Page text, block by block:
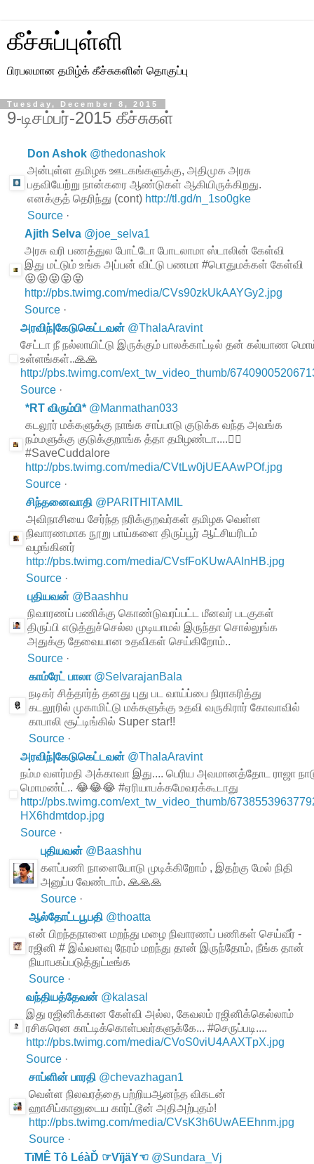
கீச்சுப்புள்ளி
பிரபலமான தமிழ்க் கீச்சுகளின் தொகுப்பு
Tuesday, December 8, 2015
9-டிசம்பர்-2015 கீச்சுகள்
Don Ashok @thedonashok
அன்புள்ள தமிழக ஊடகங்களுக்கு, அதிமுக அரசு
பதவியேற்று நான்கரை ஆண்டுகள் ஆகியிருக்கிறது.
எனக்குத் தெரிந்து (cont) http://tl.gd/n_1so0gke
Source ·
Ajith Selva @joe_selva1
அரசு வரி பணத்துல போட்டோ போடலாமா ஸ்டாலின் கேள்வி
இது மட்டும் உங்க அப்பன் விட்டு பணமா #பொதுமக்கள் கேள்வி
😝😝😝😝😝
http://pbs.twimg.com/media/CVs90zkUkAAYGy2.jpg
Source ·
அரவிந்|கேடுகெட்டவன் @ThalaAravint
சேட்டா நீ நல்லாயிட்டு இருக்கும் பாலக்காட்டில் தன்
உள்ளங்கள்..🙏🙏
http://pbs.twimg.com/ext_tw_video_thumb/
Source ·
*RT விரும்பி* @Manmathan033
கடலூர் மக்களுக்கு நாங்க சாப்பாடு குடுக்க வந்த அவங்க
நம்மளுக்கு குடுக்குறாங்க த்தா தமிழண்டா....👍🏼
#SaveCuddalore
http://pbs.twimg.com/media/CVtLw0jUEAAwPOf.jpg
Source ·
சிந்தனைவாதி @PARITHITAMIL
அவிநாசியை சேர்ந்த நரிக்குறவர்கள் தமிழக வெள்ள
நிவாரணமாக நூறு பாய்களை திருப்பூர் ஆட்சியரிடம்
வழங்கினர்
http://pbs.twimg.com/media/CVsfFoKUwAAlnHB.jpg
Source ·
புதியவன் @Baashhu
நிவாரணப் பணிக்கு கொண்டுவரப்பட்ட மீனவர் படகுகள்
திருப்பி எடுத்துச்செல்ல முடியாமல் இருந்தா சொல்லுங்க
அதுக்கு தேவையான உதவிகள் செய்கிறோம்..
Source ·
காம்ரேட் பாலா @SelvarajanBala
நடிகர் சித்தார்த் தனது புது பட வாய்ப்பை நிராகரித்து
கடலூரில் முகாமிட்டு மக்களுக்கு உதவி வருகிரார் கோவாவில்
காபாலி சூட்டிங்கில் Super star!!
Source ·
அரவிந்|கேடுகெட்டவன் @ThalaAravint
நம்ம வளர்மதி அக்காவா இது.... பெரிய அவமானத்தோட ராஜா நாடு
மொமண்ட்.. 😂😂😂 #ஏரியாபக்கமேவரக்கூடாது
http://pbs.twimg.com/ext_tw_video_thumb/
HX6hdmtdop.jpg
Source ·
புதியவன் @Baashhu
களப்பணி நாளையோடு முடிக்கிறோம் , இதற்கு மேல் நிதி
அனுப்ப வேண்டாம். 🙏🙏🙏
Source ·
ஆல்தோட்டபூபதி @thoatta
என் பிறந்தநாளை மறந்து மழை நிவாரணப் பணிகள் செய்வீர் -
ரஜினி # இவ்வளவு நேரம் மறந்து தான் இருந்தோம், நீங்க தான்
நியாபகப்படுத்துட்டீங்க
Source ·
வந்தியத்தேவன் @kalasal
இது ரஜினிக்கான கேள்வி அல்ல, கேவலம் ரஜினிக்கெல்லாம்
ரசிகரென காட்டிக்கொள்பவர்களுக்கே... #செருப்படி....
http://pbs.twimg.com/media/CVoS0viU4AAXTpX.jpg
Source ·
சாப்ளின் பாரதி @chevazhagan1
வெள்ள நிலவரத்தை பற்றியஆனந்த விகடன்
ஹாசிப்கானுடைய கார்ட்டூன் அதிஅற்புதம்!
http://pbs.twimg.com/media/CVsK3h6UwAEEhnm.jpg
Source ·
TïMÊ Tô LéàĎ ☞VïjäY☜ @Sundara_Vj